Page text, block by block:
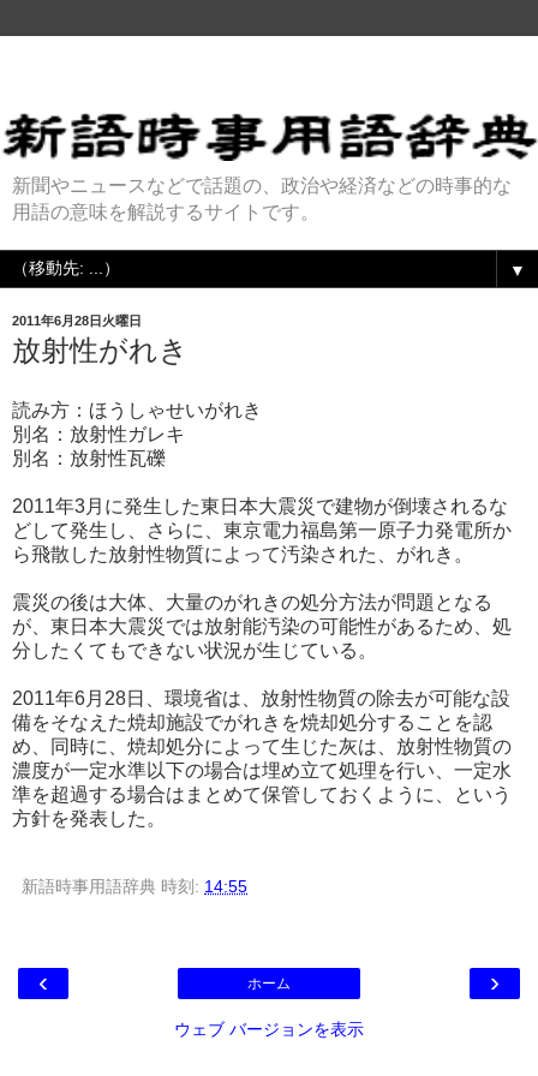
新聞やニュースなどで話題の、政治や経済などの時事的な
用語の意味を解説するサイトです。
▼
2011年6月28日火曜日
放射性がれき
読み方：ほうしゃせいがれき
別名：放射性ガレキ
別名：放射性瓦礫
2011年3月に発生した東日本大震災で建物が倒壊されるな
どして発生し、さらに、東京電力福島第一原子力発電所か
ら飛散した放射性物質によって汚染された、がれき。
震災の後は大体、大量のがれきの処分方法が問題となる
が、東日本大震災では放射能汚染の可能性があるため、処
分したくてもできない状況が生じている。
2011年6月28日、環境省は、放射性物質の除去が可能な設
備をそなえた焼却施設でがれきを焼却処分することを認
め、同時に、焼却処分によって生じた灰は、放射性物質の
濃度が一定水準以下の場合は埋め立て処理を行い、一定水
準を超過する場合はまとめて保管しておくように、という
方針を発表した。
新語時事用語辞典 時刻: 14:55
‹ ›
ホーム
ウェブ バージョンを表示